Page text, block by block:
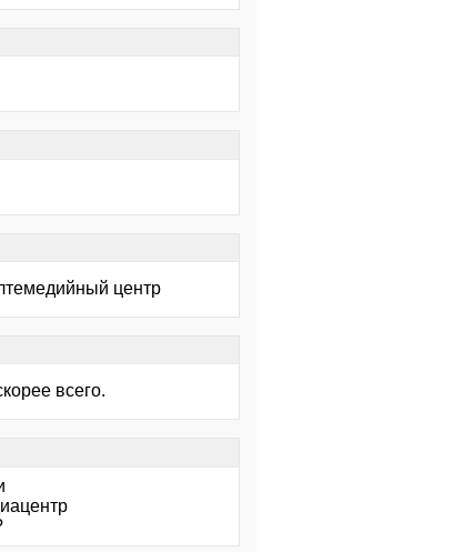
центр
всего.